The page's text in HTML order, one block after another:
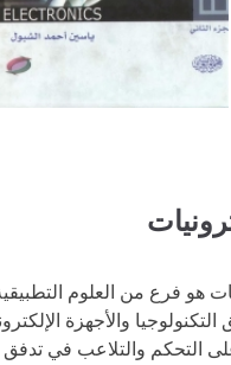
هو فرع من العلوم
والأجهزة
التحكم والتلاعب في تدفق